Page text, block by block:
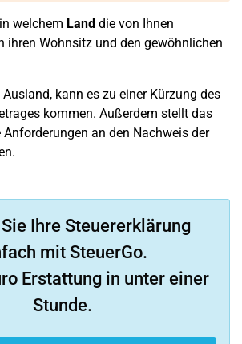
welchem Land die von Ihnen
ihren Wohnsitz und den gewöhnlichen
kann es zu einer Kürzung des
kommen. Außerdem stellt das
an den Nachweis der
Ihre Steuererklärung
mit SteuerGo.
Erstattung in unter einer
Stunde.